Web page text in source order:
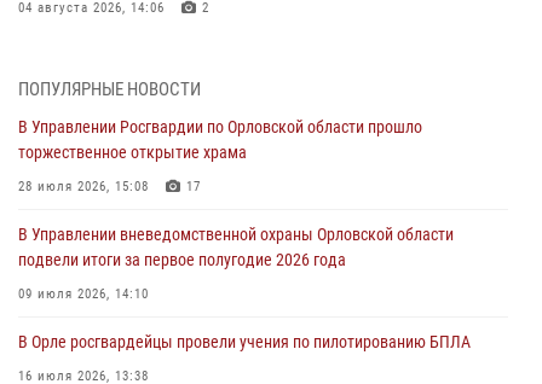
04 августа 2026, 14:06 2
предоставлении госуслуг
Росгвардейцы обеспечили безопасность во время празднования
Дня ВДВ
В Орле росгвардейцы приняли участие в учениях на избирательном
участке
Жительница Мценска сдала в Росгвардию незарегистрированное
ПОПУЛЯРНЫЕ НОВОСТИ
В Управлении Росгвардии по Орловской области прошло
торжественное открытие храма
28 июля 2026, 15:08 17
В Управлении вневедомственной охраны Орловской области
подвели итоги за первое полугодие 2026 года
09 июля 2026, 14:10
В Орле росгвардейцы провели учения по пилотированию БПЛА
16 июля 2026, 13:38